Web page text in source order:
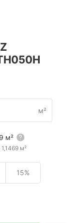
м²
м²
1,1469 м²
15%